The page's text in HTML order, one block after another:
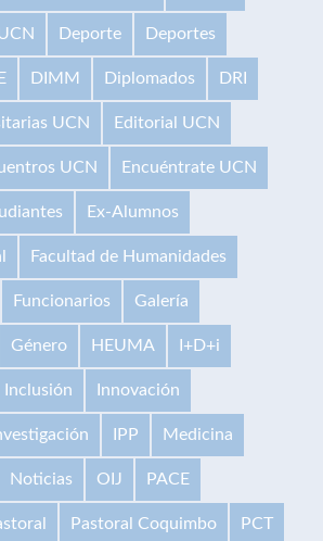
Deporte Deportes
DIMM Diplomados DRI
UCN Editorial UCN
UCN Encuéntrate UCN
Ex-Alumnos
Facultad de Humanidades
Funcionarios Galería
Género HEUMA I+D+i
Inclusión Innovación
IPP Medicina
Noticias OIJ PACE
Pastoral Coquimbo PCT